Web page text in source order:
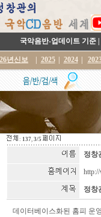
국악음반-업데이트 기준 |
년신보 2025 2024
: 137, 3/5
정창
정창
데이터베이스화된 홈피 운